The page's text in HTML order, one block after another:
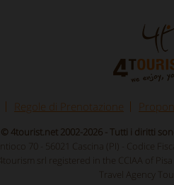
Regole di Prenotazione
4tourist.net 2002-2026 - Tutti i diritti
70 - 56021 Cascina (PI) - Codice
4tourism srl registered in the CCIAA of
Travel Agency